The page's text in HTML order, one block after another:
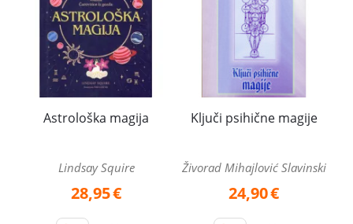
Astrološka magija
Lindsay Squire
28,95€
Ključi psihične magije
Živorad Mihajlović Slavinski
24,90€